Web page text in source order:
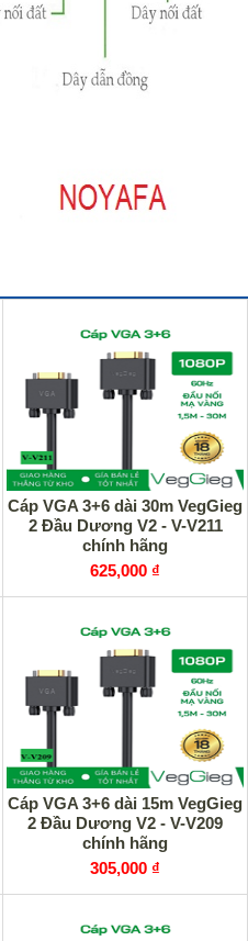
Cáp VGA 3+6 dài 30m VegGieg
2 Đầu Dương V2 - V-V211
chính hãng
625,000 ₫
Cáp VGA 3+6 dài 15m VegGieg
2 Đầu Dương V2 - V-V209
chính hãng
305,000 ₫